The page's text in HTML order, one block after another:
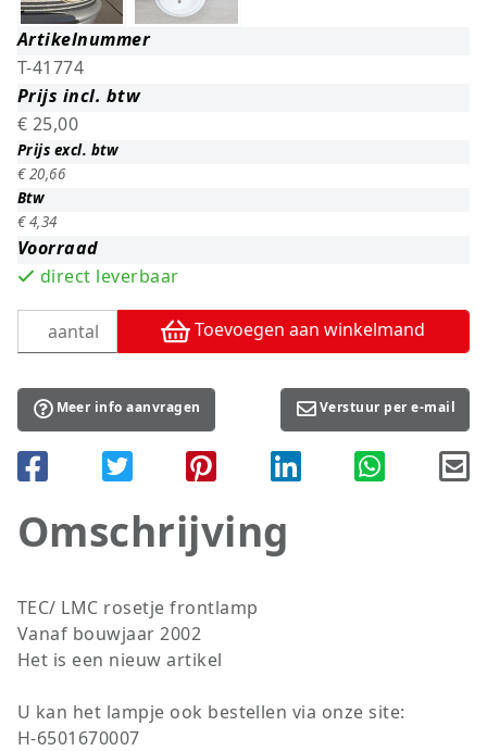
Artikelnummer
T-41774
Prijs incl. btw
€ 25,00
Prijs excl. btw
€ 20,66
Btw
€ 4,34
Voorraad
direct leverbaar
Toevoegen aan winkelmand
Meer info aanvragen Verstuur per e-mail
Omschrijving
TEC/ LMC rosetje frontlamp
Vanaf bouwjaar 2002
Het is een nieuw artikel
U kan het lampje ook bestellen via onze site:
H-6501670007